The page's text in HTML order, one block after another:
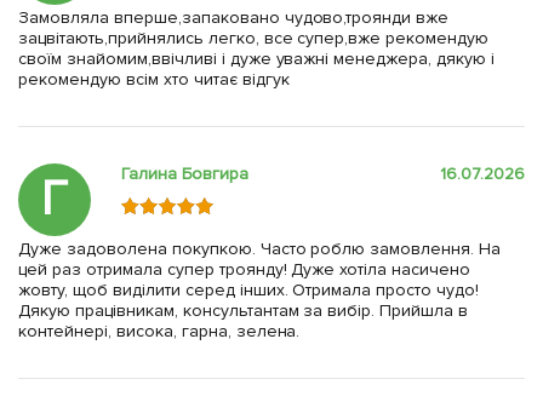
Замовляла вперше,запаковано чудово,троянди вже
зацвітають,прийнялись легко, все супер,вже рекомендую
своїм знайомим,ввічливі і дуже уважні менеджера, дякую і
рекомендую всім хто читає відгук
Г Галина Бовгира 16.07.2026
Дуже задоволена покупкою. Часто роблю замовлення. На
цей раз отримала супер троянду! Дуже хотіла насичено
жовту, щоб виділити серед інших. Отримала просто чудо!
Дякую працівникам, консультантам за вибір. Прийшла в
контейнері, висока, гарна, зелена.